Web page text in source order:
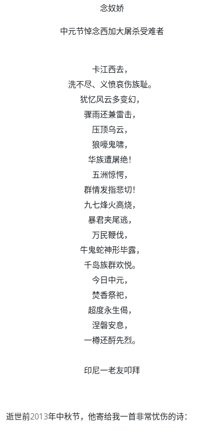
念奴娇
中元节悼念西加大屠杀受难者
卡江西去，
洗不尽、义愤哀伤族耻。
犹忆风云多变幻，
骤雨还兼雷击，
压顶乌云，
狼嚎鬼啸，
华族遭屠绝！
五洲惊愕，
群情发指悲切！
九七烽火高烧，
暴君夹尾逃，
万民鞭伐，
牛鬼蛇神形毕露，
千岛族群欢悦。
今日中元，
焚香祭祀，
超度永生偈，
涅磐安息，
一樽还酹先烈。
印尼一老友叩拜
逝世前2013年中秋节，他寄给我一首非常忧伤的诗：